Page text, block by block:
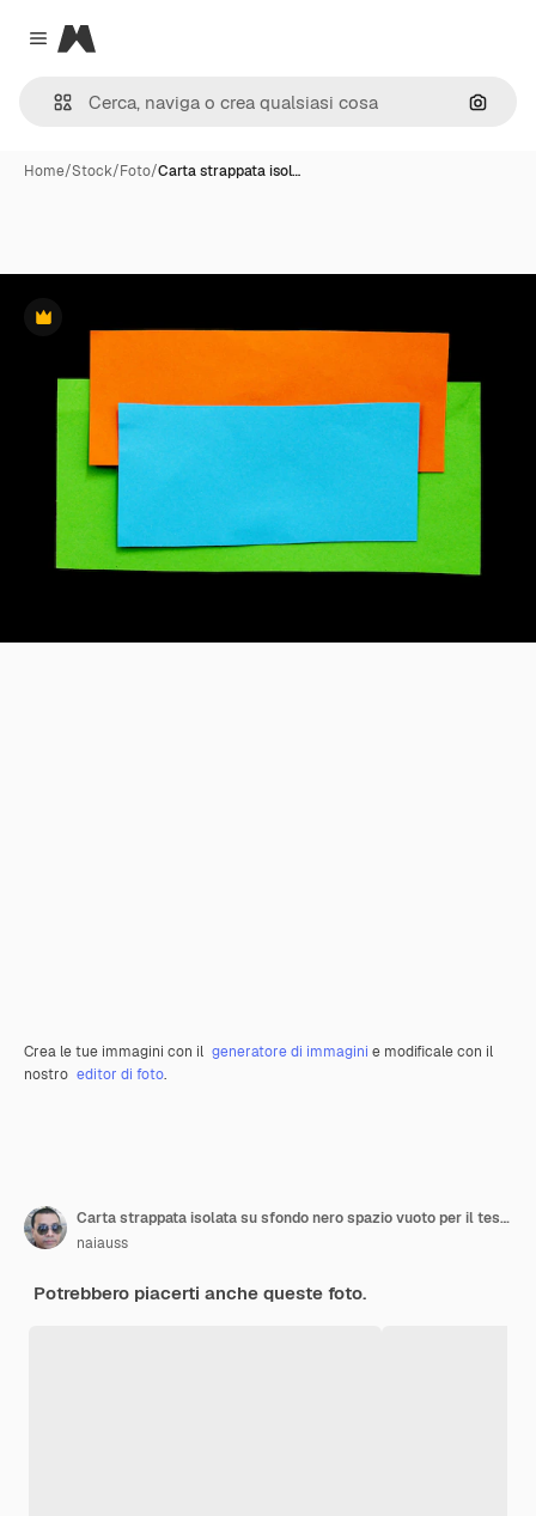
Close menu
Magnific
Cerca
Home/Stock/Foto/Carta strappata isol…
Premium
Crea le tue immagini con il generatore di immagini e modificale con il
nostro editor di foto.
Carta strappata isolata su sfondo nero spazio vuoto per il testo
naiauss
Potrebbero piacerti anche queste foto.